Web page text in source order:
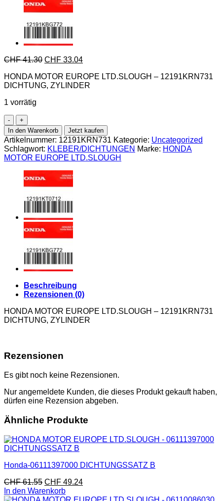
CHF41.30 CHF 33.04
HONDA MOTOR EUROPE LTD.SLOUGH – 12191KRN731
DICHTUNG, ZYLINDER
1 vorrätig
Honda-
12191KRN731
DICHTUNG,
ZYLINDER
Menge
In den Warenkorb Jetzt kaufen
Artikelnummer: 12191KRN731 Kategorie: Uncategorized
Schlagwort: KLEBER/DICHTUNGEN Marke: HONDA
MOTOR EUROPE LTD.SLOUGH
Beschreibung
Rezensionen (0)
HONDA MOTOR EUROPE LTD.SLOUGH – 12191KRN731
DICHTUNG, ZYLINDER
Rezensionen
Es gibt noch keine Rezensionen.
Nur angemeldete Kunden, die dieses Produkt gekauft haben,
dürfen eine Rezension abgeben.
Ähnliche Produkte
Honda-06111397000 DICHTUNGSSATZ B
CHF61.55 CHF 49.24
In den Warenkorb